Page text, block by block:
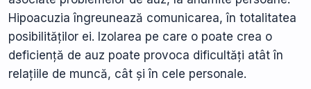
Hipoacuzia îngreunează comunicarea, în totalitatea
posibilităților ei. Izolarea pe care o poate crea o
deficiență de auz poate provoca dificultăți atât în
relațiile de muncă, cât și în cele personale.